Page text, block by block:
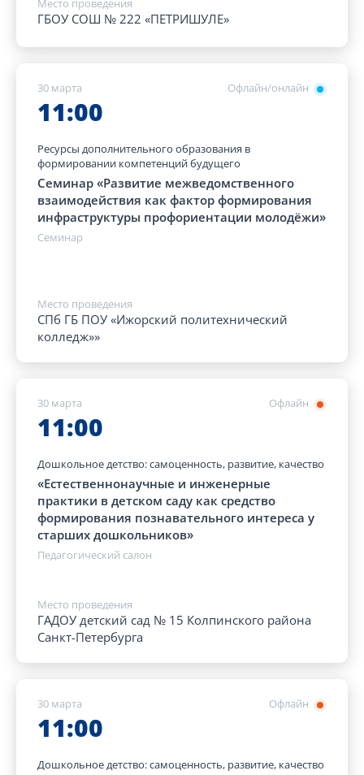
Место проведения
ГБОУ СОШ № 222 «ПЕТРИШУЛЕ»
Офлайн/онлайн
30 марта
11:00
Ресурсы дополнительного образования в
формировании компетенций будущего
Семинар «Развитие межведомственного
взаимодействия как фактор формирования
инфраструктуры профориентации молодёжи»
Семинар
Место проведения
СПб ГБ ПОУ «Ижорский политехнический
колледж»»
Офлайн
30 марта
11:00
Дошкольное детство: самоценность, развитие, качество
«Естественнонаучные и инженерные
практики в детском саду как средство
формирования познавательного интереса у
старших дошкольников»
Педагогический салон
Место проведения
ГАДОУ детский сад № 15 Колпинского района
Санкт-Петербурга
Офлайн
30 марта
11:00
Дошкольное детство: самоценность, развитие, качество